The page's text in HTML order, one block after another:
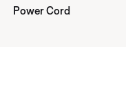
Power Cord